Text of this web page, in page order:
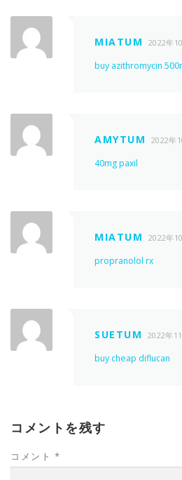
MIATUM 2022年
buy azithromycin
AMYTUM 2022年
40mg paxil
MIATUM 2022年
propranolol rx
SUETUM 2022年
buy cheap diflucan
コメントを残す
コメント *